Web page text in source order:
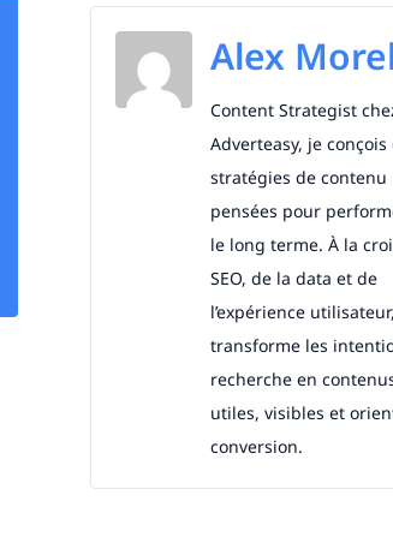
Alex
Content Strategist
Adverteasy, je conçois
stratégies de contenu
pensées pour
le long terme. À la
SEO, de la data et de
l’expérience
transforme les
recherche en
utiles, visibles et
conversion.